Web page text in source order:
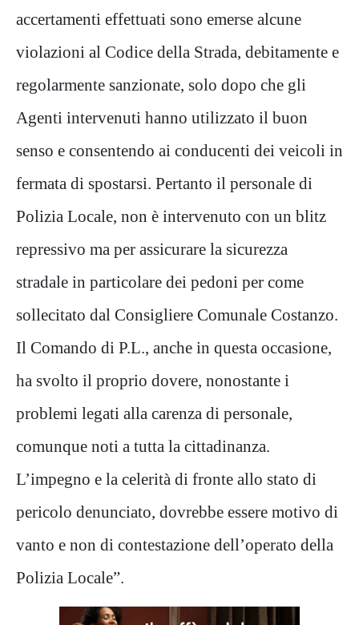
accertamenti effettuati sono emerse alcune
violazioni al Codice della Strada, debitamente e
regolarmente sanzionate, solo dopo che gli
Agenti intervenuti hanno utilizzato il buon
senso e consentendo ai conducenti dei veicoli in
fermata di spostarsi. Pertanto il personale di
Polizia Locale, non è intervenuto con un blitz
repressivo ma per assicurare la sicurezza
stradale in particolare dei pedoni per come
sollecitato dal Consigliere Comunale Costanzo.
Il Comando di P.L., anche in questa occasione,
ha svolto il proprio dovere, nonostante i
problemi legati alla carenza di personale,
comunque noti a tutta la cittadinanza.
L’impegno e la celerità di fronte allo stato di
pericolo denunciato, dovrebbe essere motivo di
vanto e non di contestazione dell’operato della
Polizia Locale”.